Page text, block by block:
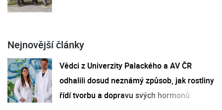
Nejnovější články
Vědci z Univerzity Palackého a AV ČR
odhalili dosud neznámý způsob, jak rostliny
řídí tvorbu a dopravu svých hormonů